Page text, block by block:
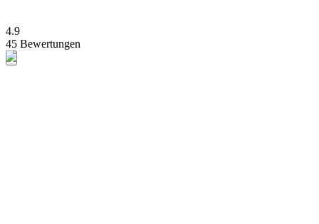
4.9
45 Bewertungen